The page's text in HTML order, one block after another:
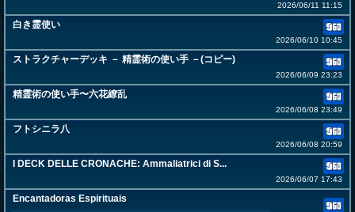
2026/06/11 11:15
白き霊使い
2026/06/10 10:45
ストラクチャーデッキ － 精霊術の使い手 －(コピー)
2026/06/09 23:23
精霊術の使い手〜六花繚乱
2026/06/08 23:49
フトシニラ八
2026/06/08 20:59
I DECK DELLE CRONACHE: Ammaliatrici di S...
2026/06/07 17:43
Encantadoras Espirituais